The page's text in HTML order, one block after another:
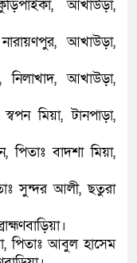
আখাউড়া,
আখাউড়া,
আখাউড়া,
মিয়া, টানপাড়া,
বাদশা মিয়া,
সুন্দর আলী, ছতুরা
পিতাঃ আবুল হাসেম